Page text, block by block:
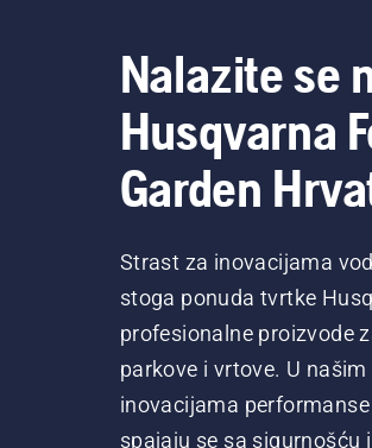
Nalazite se
Husqvarna
Garden
Strast za inovacijama
stoga ponuda tvrtke
profesionalne proizvode
parkove i vrtove. U
inovacijama
spajaju se sa sigurnošću